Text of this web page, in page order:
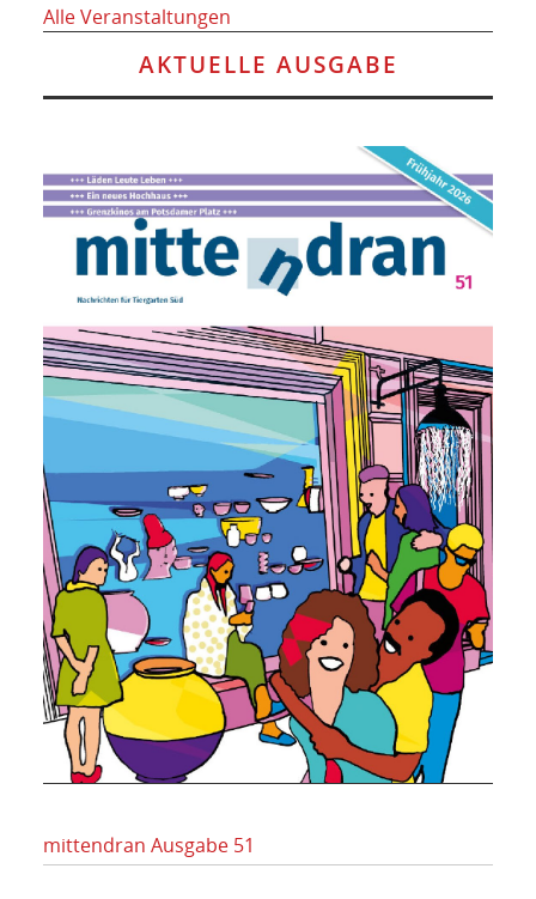
Alle Veranstaltungen
AKTUELLE AUSGABE
mittendran Ausgabe 51